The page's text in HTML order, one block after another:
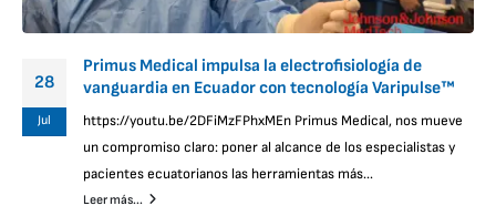
28
Jul
Primus Medical impulsa la electrofisiología de
vanguardia en Ecuador con tecnología Varipulse™
https://youtu.be/2DFiMzFPhxMEn Primus Medical, nos mueve
un compromiso claro: poner al alcance de los especialistas y
pacientes ecuatorianos las herramientas más...
Leer más...